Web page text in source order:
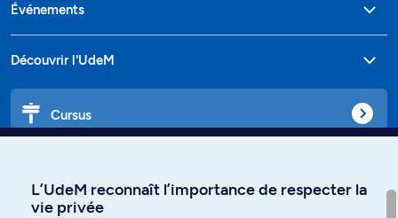
Événements
Découvrir l'UdeM
Cursus
L’UdeM reconnaît l’importance de respecter la
vie privée